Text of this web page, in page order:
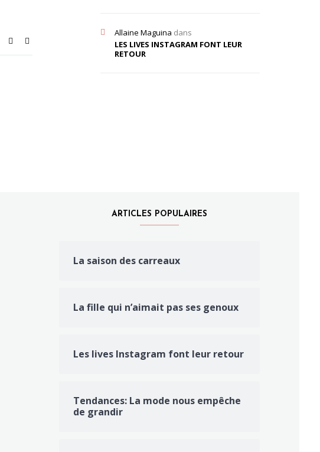
Allaine Maguina dans
LES LIVES INSTAGRAM FONT LEUR
RETOUR
ARTICLES POPULAIRES
La saison des carreaux
La fille qui n’aimait pas ses genoux
Les lives Instagram font leur retour
Tendances: La mode nous empêche
de grandir